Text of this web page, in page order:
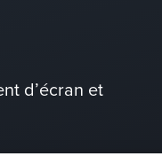
d’écran et